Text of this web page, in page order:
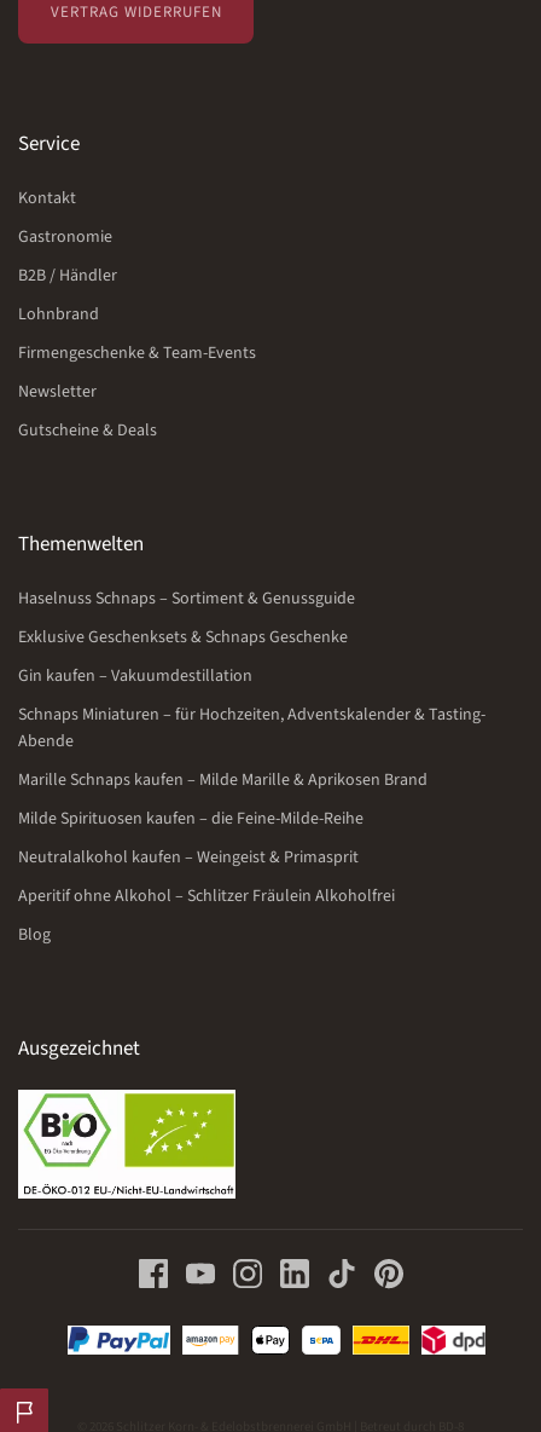
VERTRAG WIDERRUFEN
Service
Kontakt
Gastronomie
B2B / Händler
Lohnbrand
Firmengeschenke & Team-Events
Newsletter
Gutscheine & Deals
Themenwelten
Haselnuss Schnaps – Sortiment & Genussguide
Exklusive Geschenksets & Schnaps Geschenke
Gin kaufen – Vakuumdestillation
Schnaps Miniaturen – für Hochzeiten, Adventskalender & Tasting-
Abende
Marille Schnaps kaufen – Milde Marille & Aprikosen Brand
Milde Spirituosen kaufen – die Feine-Milde-Reihe
Neutralalkohol kaufen – Weingeist & Primasprit
Aperitif ohne Alkohol – Schlitzer Fräulein Alkoholfrei
Blog
Ausgezeichnet